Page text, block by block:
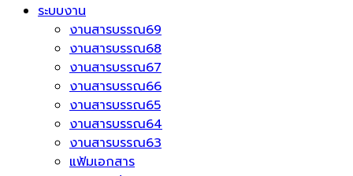
ระบบงาน
งานสารบรรณ69
งานสารบรรณ68
งานสารบรรณ67
งานสารบรรณ66
งานสารบรรณ65
งานสารบรรณ64
งานสารบรรณ63
แฟ้มเอกสาร